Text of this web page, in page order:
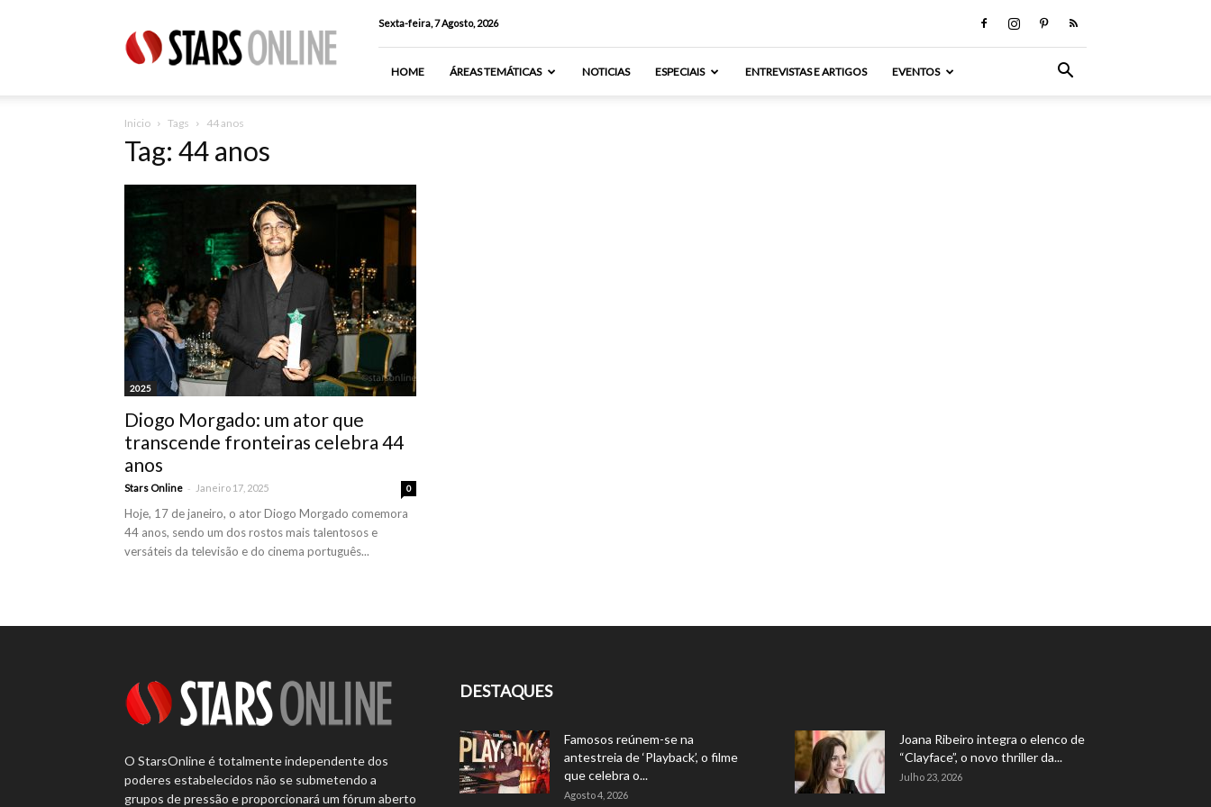
Online
Sexta-feira, 7 Agosto, 2026
HOME ÁREAS TEMÁTICAS NOTICIAS ESPECIAIS ENTREVISTAS E ARTIGOS EVENTOS
Inicio Tags 44 anos
Tag: 44 anos
2025
Diogo Morgado: um ator que
transcende fronteiras celebra 44
anos
Stars Online - Janeiro 17, 2025 0
Hoje, 17 de janeiro, o ator Diogo Morgado comemora
44 anos, sendo um dos rostos mais talentosos e
versáteis da televisão e do cinema português...
O StarsOnline é totalmente independente dos
poderes estabelecidos não se submetendo a
grupos de pressão e proporcionará um fórum aberto
DESTAQUES
Famosos reúnem-se na
antestreia de ‘Playback’, o filme
que celebra o...
Agosto 4, 2026
Joana Ribeiro integra o elenco de
“Clayface”, o novo thriller da...
Julho 23, 2026